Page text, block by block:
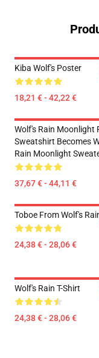
Kiba Wolf's Poster
18,21 € - 42,22 €
Wolf's Rain Moonlight
Sweatshirt Becomes
Rain Moonlight
37,67 € - 44,11 €
Toboe From Wolf's
24,38 € - 28,06 €
Wolf's Rain T-Shirt
24,38 € - 28,06 €